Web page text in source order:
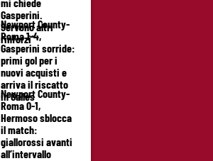
Gasperini.
Servono altri
rinforzi”
Newport County-
Roma 1-4,
Gasperini sorride:
primi gol per i
nuovi acquisti e
arriva il riscatto
in Galles
Newport County-
Roma 0-1,
Hermoso sblocca
il match:
giallorossi avanti
all’intervallo